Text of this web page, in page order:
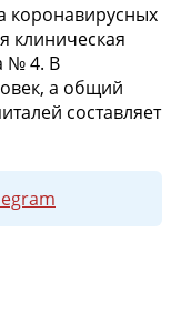
коронавирусных
клиническая
№ 4. В
а общий
составляет